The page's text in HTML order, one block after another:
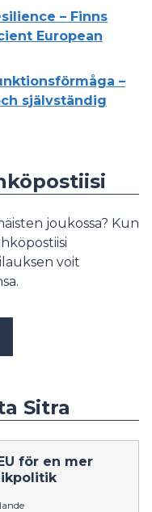
– Finns
European
–
självständig
joukossa? Kun
voit
Sitra
för en mer